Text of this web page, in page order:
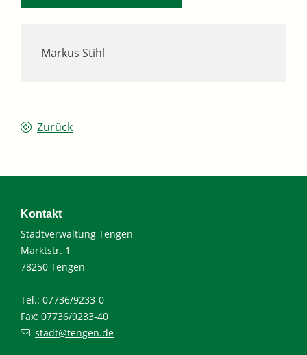
Markus Stihl
Zurück
Kontakt
Stadtverwaltung Tengen
Marktstr. 1
78250 Tengen
Tel.: 07736/9233-0
Fax: 07736/9233-40
stadt@tengen.de